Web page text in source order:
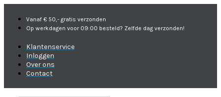
Vanaf € 50,- gratis verzonden
Op werkdagen voor 09:00 besteld? Zelfde dag verzonden!
Klantenservice
Inloggen
Over ons
Contact